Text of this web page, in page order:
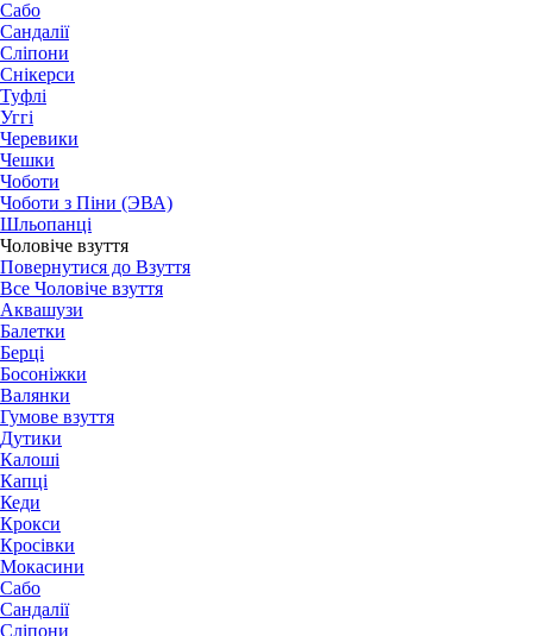
Сабо
Сандалії
Сліпони
Снікерси
Туфлі
Уггі
Черевики
Чешки
Чоботи
Чоботи з Піни (ЭВА)
Шльопанці
Чоловіче взуття
Повернутися до Взуття
Все Чоловіче взуття
Аквашузи
Балетки
Берці
Босоніжки
Валянки
Гумове взуття
Дутики
Калоші
Капці
Кеди
Крокси
Кросівки
Мокасини
Сабо
Сандалії
Сліпони